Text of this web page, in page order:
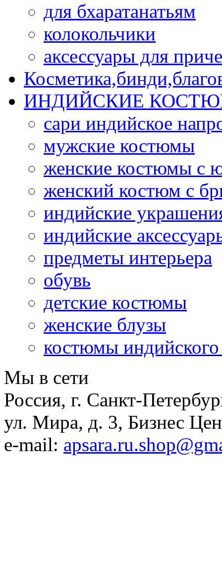
для бхаратанатьям
колокольчики
аксессуары для
ИНДИЙСКИЕ
сари индийское
мужские костюмы
женские костюмы с
женский костюм с
индийские
индийские
предметы интерьера
обувь
детские костюмы
женские блузы
костюмы индийского
Мы в сети
Россия, г. Санкт-
ул. Мира, д. 3, Бизнес
e-mail: